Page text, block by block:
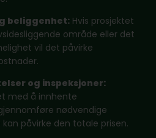
beliggenhet: Hvis prosjektet
område eller det
vil det påvirke
og inspeksjoner:
med å innhente
nødvendige
kan påvirke den totale prisen.